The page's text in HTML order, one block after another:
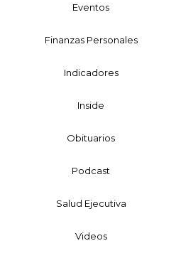
Eventos
Finanzas Personales
Indicadores
Inside
Obituarios
Podcast
Salud Ejecutiva
Videos